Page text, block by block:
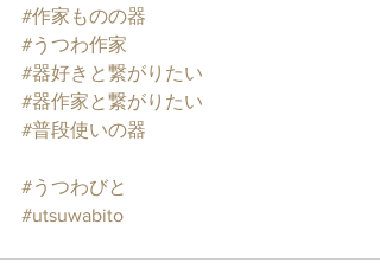
#作家ものの器
#うつわ作家
#器好きと繋がりたい
#器作家と繋がりたい
#普段使いの器
#うつわびと
#utsuwabito